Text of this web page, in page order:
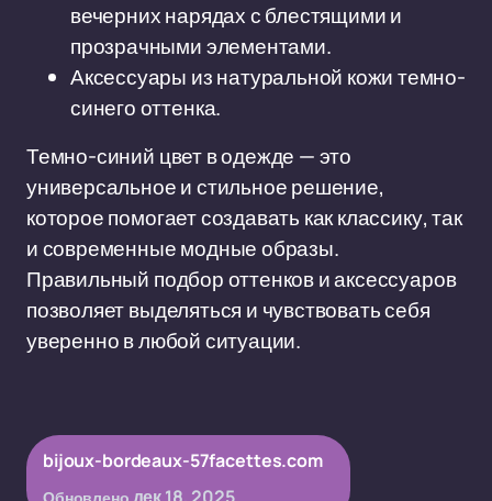
вечерних нарядах с блестящими и
прозрачными элементами.
Аксессуары из натуральной кожи темно-
синего оттенка.
Темно-синий цвет в одежде — это
универсальное и стильное решение,
которое помогает создавать как классику, так
и современные модные образы.
Правильный подбор оттенков и аксессуаров
позволяет выделяться и чувствовать себя
уверенно в любой ситуации.
bijoux-bordeaux-57facettes.com